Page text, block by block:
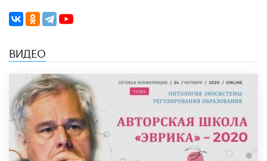
ВИДЕО